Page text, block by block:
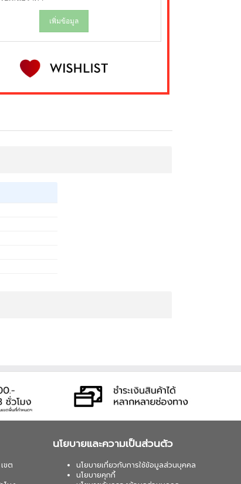
เพิ่มข้อมูล
ขต
นโยบายและความเป็นส่วนตัว
นโยบายเกี่ยวกับการใช้ข้อมูลส่วนบุคคล
นโยบายคุกกี้